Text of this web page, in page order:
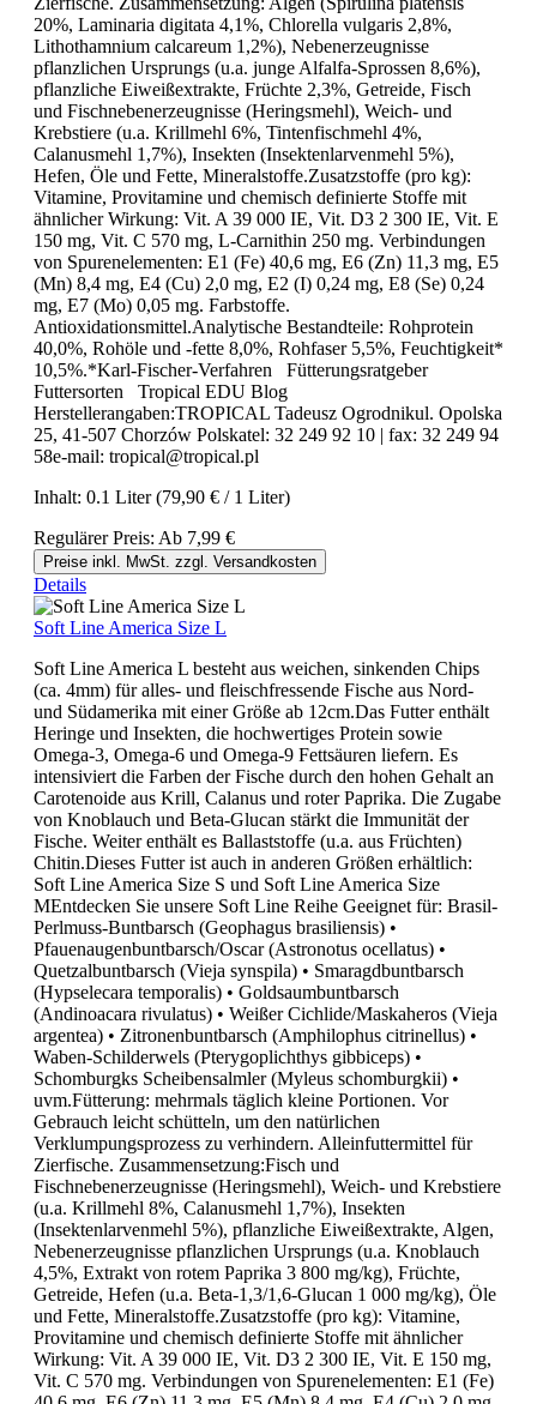
20%, Laminaria digitata 4,1%, Chlorella vulgaris 2,8%,
Lithothamnium calcareum 1,2%), Nebenerzeugnisse
pflanzlichen Ursprungs (u.a. junge Alfalfa-Sprossen 8,6%),
pflanzliche Eiweißextrakte, Früchte 2,3%, Getreide, Fisch
und Fischnebenerzeugnisse (Heringsmehl), Weich- und
Krebstiere (u.a. Krillmehl 6%, Tintenfischmehl 4%,
Calanusmehl 1,7%), Insekten (Insektenlarvenmehl 5%),
Hefen, Öle und Fette, Mineralstoffe.Zusatzstoffe (pro kg):
Vitamine, Provitamine und chemisch definierte Stoffe mit
ähnlicher Wirkung: Vit. A 39 000 IE, Vit. D3 2 300 IE, Vit. E
150 mg, Vit. C 570 mg, L-Carnithin 250 mg. Verbindungen
von Spurenelementen: E1 (Fe) 40,6 mg, E6 (Zn) 11,3 mg, E5
(Mn) 8,4 mg, E4 (Cu) 2,0 mg, E2 (I) 0,24 mg, E8 (Se) 0,24
mg, E7 (Mo) 0,05 mg. Farbstoffe.
Antioxidationsmittel.Analytische Bestandteile: Rohprotein
40,0%, Rohöle und -fette 8,0%, Rohfaser 5,5%, Feuchtigkeit*
10,5%.*Karl-Fischer-Verfahren Fütterungsratgeber
Futtersorten Tropical EDU Blog
Herstellerangaben:TROPICAL Tadeusz Ogrodnikul. Opolska
25, 41-507 Chorzów Polskatel: 32 249 92 10 | fax: 32 249 94
58e-mail: tropical@tropical.pl
Inhalt: 0.1 Liter(79,90 € / 1 Liter)
Regulärer Preis: Ab 7,99 €
Preise inkl. MwSt. zzgl. Versandkosten
Details
Soft Line America Size L
Soft Line America L besteht aus weichen, sinkenden Chips
(ca. 4mm) für alles- und fleischfressende Fische aus Nord-
und Südamerika mit einer Größe ab 12cm.Das Futter enthält
Heringe und Insekten, die hochwertiges Protein sowie
Omega-3, Omega-6 und Omega-9 Fettsäuren liefern. Es
intensiviert die Farben der Fische durch den hohen Gehalt an
Carotenoide aus Krill, Calanus und roter Paprika. Die Zugabe
von Knoblauch und Beta-Glucan stärkt die Immunität der
Fische. Weiter enthält es Ballaststoffe (u.a. aus Früchten)
Chitin.Dieses Futter ist auch in anderen Größen erhältlich:
Soft Line America Size S und Soft Line America Size
MEntdecken Sie unsere Soft Line Reihe Geeignet für: Brasil-
Perlmuss-Buntbarsch (Geophagus brasiliensis) •
Pfauenaugenbuntbarsch/Oscar (Astronotus ocellatus) •
Quetzalbuntbarsch (Vieja synspila) • Smaragdbuntbarsch
(Hypselecara temporalis) • Goldsaumbuntbarsch
(Andinoacara rivulatus) • Weißer Cichlide/Maskaheros (Vieja
argentea) • Zitronenbuntbarsch (Amphilophus citrinellus) •
Waben-Schilderwels (Pterygoplichthys gibbiceps) •
Schomburgks Scheibensalmler (Myleus schomburgkii) •
uvm.Fütterung: mehrmals täglich kleine Portionen. Vor
Gebrauch leicht schütteln, um den natürlichen
Verklumpungsprozess zu verhindern. Alleinfuttermittel für
Zierfische. Zusammensetzung:Fisch und
Fischnebenerzeugnisse (Heringsmehl), Weich- und Krebstiere
(u.a. Krillmehl 8%, Calanusmehl 1,7%), Insekten
(Insektenlarvenmehl 5%), pflanzliche Eiweißextrakte, Algen,
Nebenerzeugnisse pflanzlichen Ursprungs (u.a. Knoblauch
4,5%, Extrakt von rotem Paprika 3 800 mg/kg), Früchte,
Getreide, Hefen (u.a. Beta-1,3/1,6-Glucan 1 000 mg/kg), Öle
und Fette, Mineralstoffe.Zusatzstoffe (pro kg): Vitamine,
Provitamine und chemisch definierte Stoffe mit ähnlicher
Wirkung: Vit. A 39 000 IE, Vit. D3 2 300 IE, Vit. E 150 mg,
Vit. C 570 mg. Verbindungen von Spurenelementen: E1 (Fe)